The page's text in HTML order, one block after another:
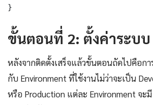
}
ขั้นตอนที่ 2: ตั้งค่าระบบ
หลังจากติดตั้งเสร็จแล้วขั้นตอนถัดไปคือกา
กับ Environment ที่ใช้งานไม่ว่าจะเป็น
หรือ Production แต่ละ Environment จะ